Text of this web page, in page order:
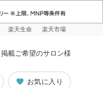
楽天生命 楽天市場
掲載ご希望のサロン様
お気に入り